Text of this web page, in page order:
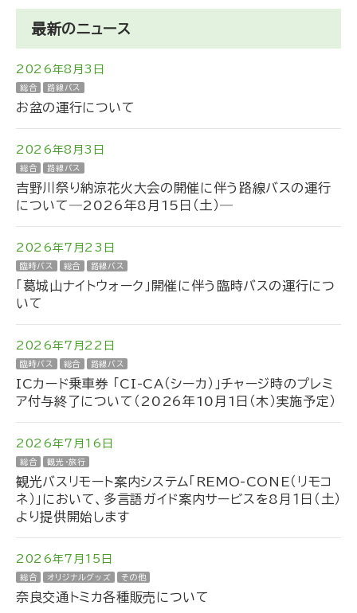
最新のニュース
2026年8月3日
総合 路線バス
お盆の運行について
2026年8月3日
総合 路線バス
吉野川祭り納涼花火大会の開催に伴う路線バスの運行
について―2026年8月15日（土）―
2026年7月23日
臨時バス 総合 路線バス
「葛城山ナイトウォーク」開催に伴う臨時バスの運行につ
いて
2026年7月22日
臨時バス 総合 路線バス
ICカード乗車券 「CI-CA（シーカ）」チャージ時のプレミ
ア付与終了について（2026年10月1日（木）実施予定）
2026年7月16日
総合 観光・旅行
観光バスリモート案内システム「REMO-CONE（リモコ
ネ）」において、多言語ガイド案内サービスを8月１日（土）
より提供開始します
2026年7月15日
総合 オリジナルグッズ その他
奈良交通トミカ各種販売について